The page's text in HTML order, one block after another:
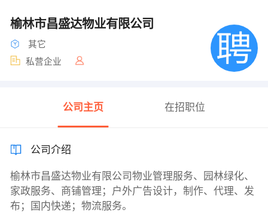
榆林市昌盛达物业有限公司
其它
私营企业
公司主页 在招职位
公司介绍
榆林市昌盛达物业有限公司物业管理服务、园林绿化、
家政服务、商铺管理；户外广告设计，制作、代理、发
布；国内快递；物流服务。